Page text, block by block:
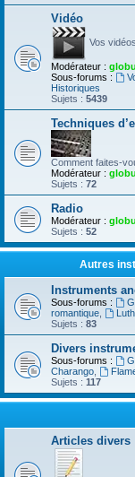
Vidéo
Vos
Modérateur :
Sous-forums :
Historiques
Sujets : 5439
Techniques
Comment faites-
Modérateur :
Sujets : 72
Radio
Modérateur :
Sujets : 52
Autres
Instruments
Sous-forums :
romantique
Luth,
Sujets : 83
Divers
Sous-forums :
Charango
Sujets : 117
Articles divers